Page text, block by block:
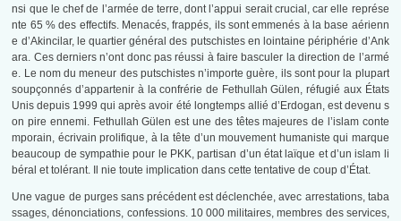
nsi que le chef de l’armée de terre, dont l’appui serait crucial, car elle représe
nte 65 % des effectifs. Menacés, frappés, ils sont emmenés à la base aérienn
e d’Akincilar, le quartier général des putschistes en lointaine périphérie d’Ank
ara. Ces derniers n’ont donc pas réussi à faire basculer la direction de l’armé
e. Le nom du meneur des putschistes n’importe guère, ils sont pour la plupart
soupçonnés d’appartenir à la confrérie de Fethullah Gülen, réfugié aux États
Unis depuis 1999 qui après avoir été longtemps allié d’Erdogan, est devenu s
on pire ennemi. Fethullah Gülen est une des têtes majeures de l’islam conte
mporain, écrivain prolifique, à la tête d’un mouvement humaniste qui marque
beaucoup de sympathie pour le PKK, partisan d’un état laïque et d’un islam li
béral et tolérant. Il nie toute implication dans cette tentative de coup d’État.
Une vague de purges sans précédent est déclenchée, avec arrestations, taba
ssages, dénonciations, confessions. 10 000 militaires, membres des services,